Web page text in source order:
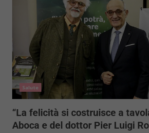
Salute
“La felicità si costruisce a
Aboca e del dottor Pier Luigi